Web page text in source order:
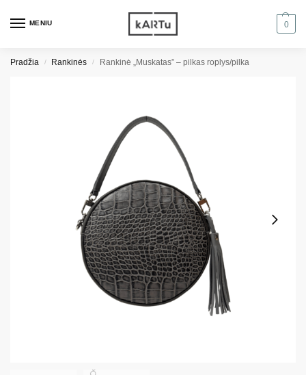
MENIU 0
Pradžia / Rankinės / Rankinė „Muskatas” – pilkas roplys/pilka